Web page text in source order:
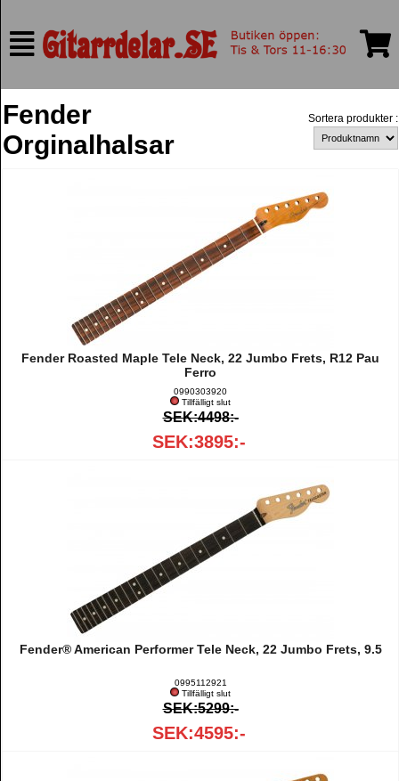
Fender
Orginalhalsar
Sortera produkter :
Fender Roasted Maple Tele Neck, 22 Jumbo Frets, R12 Pau
Ferro
0990303920
Tillfälligt slut
SEK:4498:-
SEK:3895:-
Fender® American Performer Tele Neck, 22 Jumbo Frets, 9.5
0995112921
Tillfälligt slut
SEK:5299:-
SEK:4595:-